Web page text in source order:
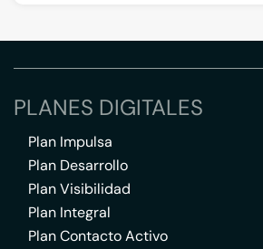
PLANES DIGITALES
Plan Impulsa
Plan Desarrollo
Plan Visibilidad
Plan Integral
Plan Contacto Activo